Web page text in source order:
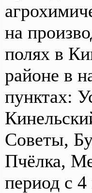
на
полях в
районе в
пунктах:
Советы,
Пчёлка,
период с 4